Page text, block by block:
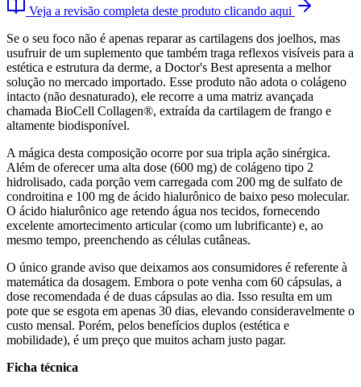
Veja a revisão completa deste produto clicando aqui
Se o seu foco não é apenas reparar as cartilagens dos joelhos, mas
usufruir de um suplemento que também traga reflexos visíveis para a
estética e estrutura da derme, a Doctor's Best apresenta a melhor
solução no mercado importado. Esse produto não adota o colágeno
intacto (não desnaturado), ele recorre a uma matriz avançada
chamada BioCell Collagen®, extraída da cartilagem de frango e
altamente biodisponível.
A mágica desta composição ocorre por sua tripla ação sinérgica.
Além de oferecer uma alta dose (600 mg) de colágeno tipo 2
hidrolisado, cada porção vem carregada com 200 mg de sulfato de
condroitina e 100 mg de ácido hialurônico de baixo peso molecular.
O ácido hialurônico age retendo água nos tecidos, fornecendo
excelente amortecimento articular (como um lubrificante) e, ao
mesmo tempo, preenchendo as células cutâneas.
O único grande aviso que deixamos aos consumidores é referente à
matemática da dosagem. Embora o pote venha com 60 cápsulas, a
dose recomendada é de duas cápsulas ao dia. Isso resulta em um
pote que se esgota em apenas 30 dias, elevando consideravelmente o
custo mensal. Porém, pelos benefícios duplos (estética e
mobilidade), é um preço que muitos acham justo pagar.
Ficha técnica